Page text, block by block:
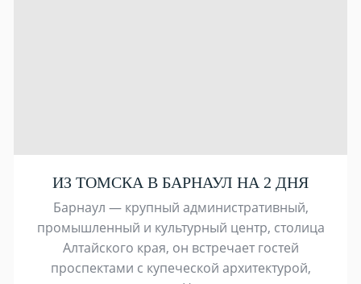
ИЗ ТОМСКА В БАРНАУЛ НА 2 ДНЯ
Барнаул — крупный административный,
промышленный и культурный центр, столица
Алтайского края, он встречает гостей
проспектами с купеческой архитектурой,